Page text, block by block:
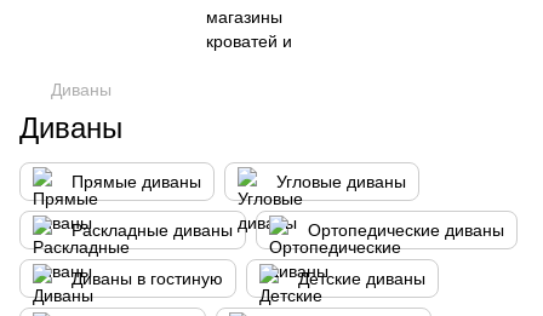
Диваны
Диваны
Прямые диваны Угловые диваны
Раскладные диваны Ортопедические диваны
Диваны в гостиную Детские диваны